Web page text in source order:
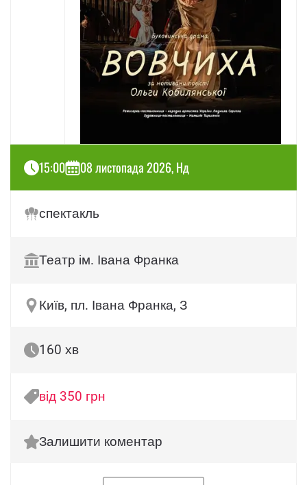
15:00 08 листопада 2026, Нд
спектакль
Театр ім. Івана Франка
Київ, пл. Івана Франка, З
160 хв
від 350 грн
Залишити коментар